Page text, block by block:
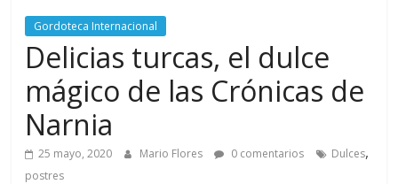
Gordoteca Internacional
Delicias turcas, el dulce
mágico de las Crónicas de
Narnia
25 mayo, 2020 Mario Flores 0 comentarios Dulces,
postres